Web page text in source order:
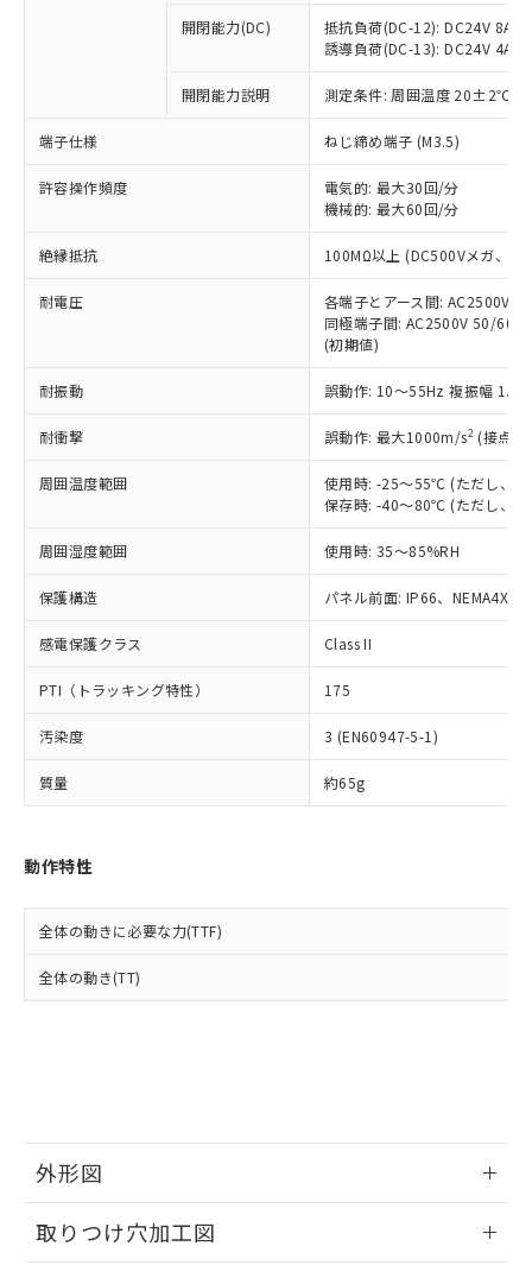
開閉能力(DC)
抵抗負荷(DC-12): DC24V 8A/
誘導負荷(DC-13): DC24V 4A/
開閉能力説明 測定条件: 周囲温度 20±2℃、
端子仕様 ねじ締め端子 (M3.5)
許容操作頻度
電気的: 最大30回/分
機械的: 最大60回/分
絶縁抵抗 100MΩ以上 (DC500Vメガ、点
耐電圧
各端子とアース間: AC2500V
同極端子間: AC2500V 50/
(初期値)
耐振動 誤動作: 10～55Hz 複振幅
耐衝撃 誤動作: 最大1000m/s2 (接点
周囲温度範囲
使用時: -25～55℃ (ただし、氷
保存時: -40～80℃ (ただし、氷
周囲湿度範囲 使用時: 35～85%RH
保護構造 パネル前面: IP66、NEMA4X,
感電保護クラス Class II
PTI（トラッキング特性） 175
汚染度 3 (EN60947-5-1)
質量 約65g
動作特性
全体の動きに必要な力(TTF)
全体の動き(TT)
外形図
取りつけ穴加工図
商品の当社在庫状況および標準価格
(税抜)を提供させていただくもので
当社制御機器事業取扱商品の中には、
本サービスの対象外となる商品もある
ことをご了承ください。
在庫状況および標準価格照会結果は、
記載している更新日時点での社内デー
タに基づき作成されるものであり、閲
覧された時点での実際の在庫および標
準価格とは異なる場合があることをご
正式な納期状況および標準価格はお客
様のお取引先、またはお客様担当のオ
ムロン制御機器販売店・当社販売員に
オムロン制御機器販売店や当社販売拠
販売ネットワーク
」をご確認
在庫状況および標準価格結果を当社の
事前の承諾なく第三者に漏洩または開
示しないようお願いします。
マイパーツ機能（部品リスト作成サー
ビス）をご利用いただくには、I-Web
メンバーズにご登録されている必要が
あります。
お客様が当ウェブサイト上で当社にご
登録された部品リストについて、当社
および当社の共同利用者が、当社の製
品・サービスに関するお客様との取
引・商談に必要な範囲で利用すること
非含有の対応状況を調査中または確認中の
非該当品：ライセンス料など無形物で、有
害物質有無と関係のない商品です。
いたものが、含有品と判明した場合などや
むを得ず変更することがあります。
鉛(Pb) 1000ppm以下、 水銀(Hg) 1000ppm以下、 カド
六価クロム(Cr(Ⅵ)) 1000ppm以下、ポリ臭化ビフェニル
類(PBB) 1000ppm以下、ポリ臭化ジフェニルエーテル類
(PBDE) 1000ppm以下、フタル酸ビス(2-エチルヘキシ
ル) (DEHP)(別名：DOP) 1000ppm以下、フタル酸ブチ
ルベンジル（BBP） 1000ppm以下、フタル酸ジブチル
（DBP） 1000ppm以下、フタル酸ジイソブチル
但し、RoHS指令で産業用監視および制御機器に対する
図的な使用がないことを確認しています。
部品在庫の切り替え状況などにより、予定
月が前後することがあります。
※3 非含有証明書ダウンロード
下記の非含有証明書をダウンロードするこ
EU RoHS指令（10物質）の非含有証明書
ものではありません。
また、RoHS指令のフタル酸エステル類４
荷製品に未対応品が混在することから備考
「○」：最大均質材料含有率が中国RoHSの
基準値以下であることを示します。
「×」：最大均質材料含有率が中国RoHSの
基準値を超えていることを示します。
「－」：未確認です。当社販売部門へお問
い合わせください。
*中国RoHS10物質の基準値 (GB/T26572)：
Pb(鉛) :1000ppm、 Hg(水銀) : 1000ppm、 Cd(カドミウ
ム) : 100ppm、
Cr(Ⅵ)(六価クロム) : 1000ppm、 PBBs(ポリ臭化ビフェ
ニル類) : 1000ppm、 PBDEs(ポリ臭化ジフェニルエーテ
DBP(フタル酸ジブチル) : 1000ppm、 DIBP(フタル酸ジ
イソブチル) : 1000ppm、 BBP(フタル酸ブチルベンジ
DEHP(フタル酸ビス(2-エチルヘキシル)) : 1000ppm
「ｅ」：有害物質（10物質）のすべてが基
準値以下であることを示します。
「10」：通常の使用状況下において有害物
質が外部に漏えいし、環境に深刻な影響を
及ぼさない年数を意味します。
「－」：未確認です。当社販売部門へお問
当社は、これら貴社製品のうち、外国
為替および外国貿易法に定める商品
（以下｢規制貨物等」という）を輸出
または国外への提供する場合は、日本
国政府の輸出許可(または役務取引許
可)を取得するなどの必要な手続きを
当社は規制貨物を破棄する場合は、完
全に破砕するなど、違法に輸出されな
いよう必要な手段を講じます。
当社は貴社製品を、核兵器、ミサイ
ル、化学兵器、生物兵器またはその他
武器並びにこれらの製造装置等に一切
当社は、貴社製品を第三者に販売する
場合は、上記1、2および3の内容を当
該第三者に通知します。また当社は、
販売先および販売に係わる関係者が違
法に輸出するおそれがある場合は、取
り引きをいたしません。
キャンセル
一定数以上の在庫あり
一定数には満たないが在庫あり
在庫なし(最新の在庫状況につ
いては、お客様のお取引先、ま
たはお客様担当のオムロン制御
機器販売店・当社販売員にご確
受注生産機種、また在庫状況の
情報を公開していない機種